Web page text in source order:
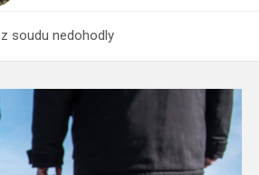
soudu nedohodly